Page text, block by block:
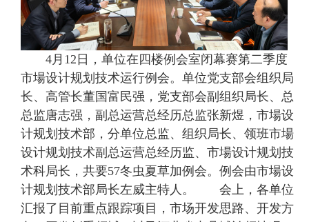
4月12日，单位在四楼例会室闭幕赛第二季度
市場设计规划技术运行例会。单位党支部会组织局
长、高管长董国富民强，党支部会副组织局长、总
总监唐志强，副总运营总经历总监张新煜，市場设
计规划技术部，分单位总监、组织局长、领班市場
设计规划技术副总运营总经历监、市場设计规划技
术科局长，共要57冬虫夏草加例会。例会由市場设
计规划技术部局长左威主特人。 会上，各单位
汇报了目前重点跟踪项目，市场开发思路、开发方